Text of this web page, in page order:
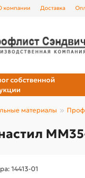
компании Доставка
собственной
материалы
14413-01